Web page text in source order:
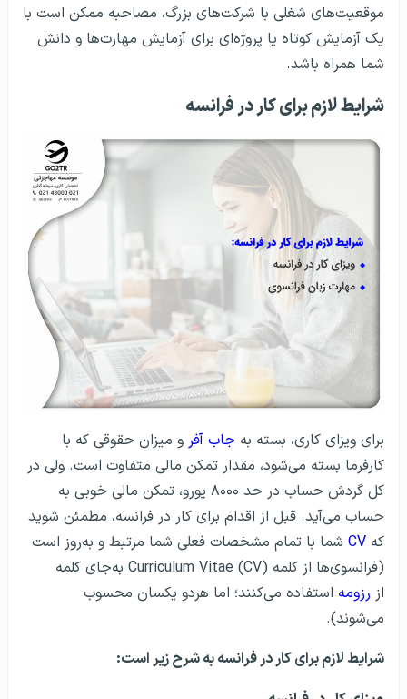
موقعیت‌های شغلی با شرکت‌های بزرگ، مصاحبه ممکن است با
یک آزمایش کوتاه یا پروژه‌ای برای آزمایش مهارت‌ها و دانش
شما همراه باشد.
شرایط لازم برای کار در فرانسه
برای ویزای کاری، بسته به جاب آفر و میزان حقوقی که با
کارفرما بسته می‌شود، مقدار تمکن مالی متفاوت است. ولی در
کل گردش حساب در حد ۸۰۰۰ یورو، تمکن مالی خوبی به
حساب می‌آید. قبل از اقدام برای کار در فرانسه، مطمئن شوید
که CV شما با تمام مشخصات فعلی شما مرتبط و به‌روز است
(فرانسوی‌ها از کلمه Curriculum Vitae (CV) به‌جای کلمه
از رزومه استفاده می‌کنند؛ اما هردو یکسان محسوب
می‌شوند).
شرایط لازم برای کار در فرانسه به شرح زیر است: